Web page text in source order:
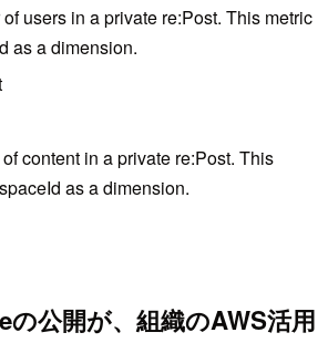
users in a private re:Post. This metric
as a dimension.
content in a private re:Post. This
as a dimension.
公開が、組織のAWS活用